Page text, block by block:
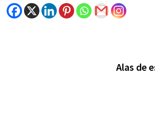
Alas de